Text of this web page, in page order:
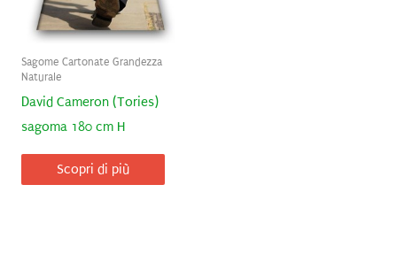
Sagome Cartonate Grandezza
Naturale
David Cameron (Tories)
sagoma 180 cm H
Scopri di più